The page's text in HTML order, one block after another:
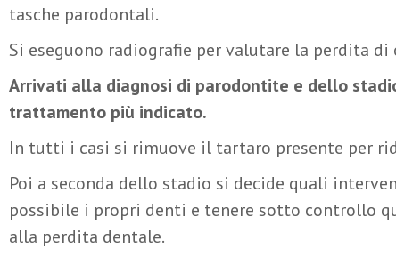
tasche parodontali.
Si eseguono radiografie per valutare la perdita
Arrivati alla diagnosi di parodontite e dello
trattamento più indicato.
In tutti i casi si rimuove il tartaro presente per
Poi a seconda dello stadio si decide quali
possibile i propri denti e tenere sotto controllo
alla perdita dentale.